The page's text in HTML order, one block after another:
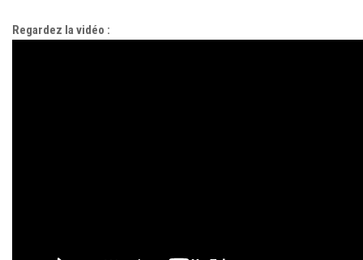
Regardez la vidéo :